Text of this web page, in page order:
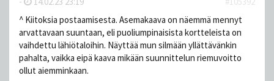
^ Kiitoksia postaamisesta. Asemakaava on näemmä mennyt
arvattavaan suuntaan, eli puoliumpinaisista kortteleista on
vaihdettu lähiötaloihin. Näyttää mun silmään yllättävänkin
pahalta, vaikka eipä kaava mikään suunnittelun riemuvoitto
ollut aiemminkaan.